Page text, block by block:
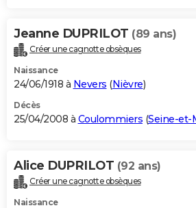
Jeanne DUPRILOT (89 ans)
Créer une cagnotte obsèques
Naissance
24/06/1918 à Nevers (Nièvre)
Décès
25/04/2008 à Coulommiers (Seine-et-
Alice DUPRILOT (92 ans)
Créer une cagnotte obsèques
Naissance